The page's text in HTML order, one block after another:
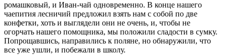
ромашковый, и Иван-чай одновременно. В конце нашего
чаепития лесничий предложил взять нам с собой по две
конфетки, хоть и выглядели они не очень, и, чтобы не
огорчать нашего помощника, мы положили сладости в сумку.
Попрощавшись, направились к поляне, но обнаружили, что
все уже ушли, и побежали в школу.